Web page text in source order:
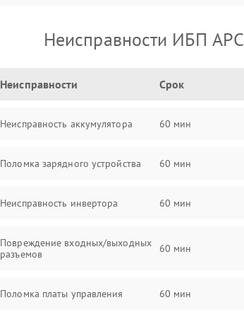
Неисправности ИБП APC
Неисправности Срок
Неисправность аккумулятора 60 мин
Поломка зарядного устройства 60 мин
Неисправность инвертора 60 мин
Повреждение входных/выходных
разъемов
60 мин
Поломка платы управления 60 мин